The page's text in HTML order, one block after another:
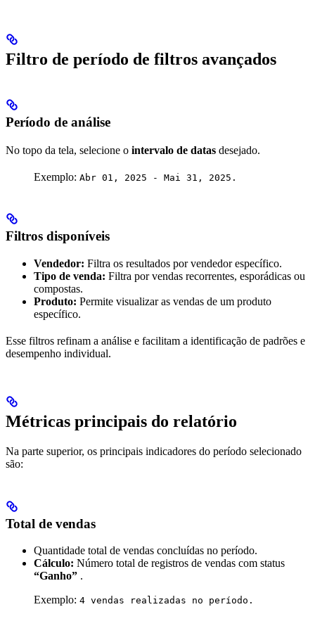
Filtro de período de filtros avançados
Período de análise
No topo da tela, selecione o intervalo de datas desejado.
Exemplo: Abr 01, 2025 - Mai 31, 2025.
Filtros disponíveis
Vendedor: Filtra os resultados por vendedor específico.
Tipo de venda: Filtra por vendas recorrentes, esporádicas ou
compostas.
Produto: Permite visualizar as vendas de um produto
específico.
Esse filtros refinam a análise e facilitam a identificação de padrões e
desempenho individual.
Métricas principais do relatório
Na parte superior, os principais indicadores do período selecionado
são:
Total de vendas
Quantidade total de vendas concluídas no período.
Cálculo: Número total de registros de vendas com status
“Ganho” .
Exemplo: 4 vendas realizadas no período.